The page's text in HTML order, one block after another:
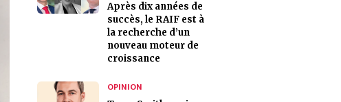
Après dix années de
succès, le RAIF est à
la recherche d’un
nouveau moteur de
croissance
OPINION